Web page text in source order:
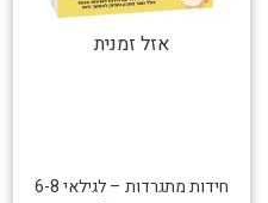
אזל זמנית
חידות מתגרדות – לגילאי 6-8